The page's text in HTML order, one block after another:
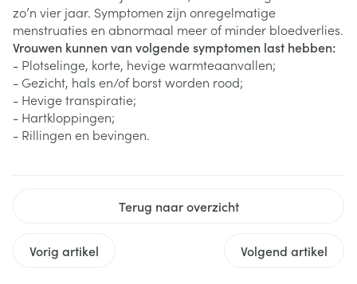
zo’n vier jaar. Symptomen zijn onregelmatige
menstruaties en abnormaal meer of minder bloedverlies.
Vrouwen kunnen van volgende symptomen last hebben:
- Plotselinge, korte, hevige warmteaanvallen;
- Gezicht, hals en/of borst worden rood;
- Hevige transpiratie;
- Hartkloppingen;
- Rillingen en bevingen.
Terug naar overzicht
Vorig artikel Volgend artikel